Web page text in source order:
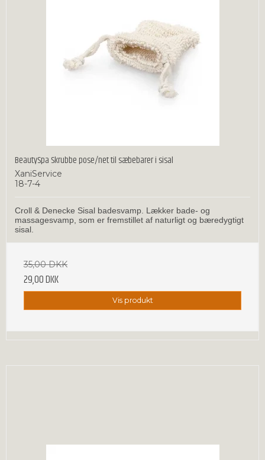
BeautySpa Skrubbe pose/net til sæbebarer i sisal
XaniService
18-7-4
Croll & Denecke Sisal badesvamp. Lækker bade- og
massagesvamp, som er fremstillet af naturligt og bæredygtigt
sisal.
35,00 DKK
29,00 DKK
Vis produkt